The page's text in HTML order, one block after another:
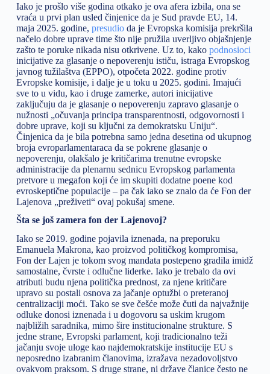
Iako je prošlo više godina otkako je ova afera izbila, ona se
vraća u prvi plan usled činjenice da je Sud pravde EU, 14.
maja 2025. godine, presudioda je Evropska komisija prekršila
načelo dobre uprave time što nije pružila uverljivo objašnjenje
zašto te poruke nikada nisu otkrivene. Uz to, kako podnosioci
inicijative za glasanje o nepoverenju ističu, istraga Evropskog
javnog tužilaštva (EPPO), otpočeta 2022. godine protiv
Evropske komisije, i dalje je u toku u 2025. godini. Imajući
sve to u vidu, kao i druge zamerke, autori inicijative
zaključuju da je glasanje o nepoverenju zapravo glasanje o
nužnosti „očuvanja principa transparentnosti, odgovornosti i
dobre uprave, koji su ključni za demokratsku Uniju“.
Činjenica da je bila potrebna samo jedna desetina od ukupnog
broja evroparlamentaraca da se pokrene glasanje o
nepoverenju, olakšalo je kritičarima trenutne evropske
administracije da plenarnu sednicu Evropskog parlamenta
pretvore u megafon koji će im skupiti dodatne poene kod
evroskeptične populacije – pa čak iako se znalo da će Fon der
Lajenova „preživeti“ ovaj pokušaj smene.
Šta se još zamera fon der Lajenovoj?
Iako se 2019. godine pojavila iznenada, na preporuku
Emanuela Makrona, kao proizvod političkog kompromisa,
Fon der Lajen je tokom svog mandata postepeno gradila imidž
samostalne, čvrste i odlučne liderke. Iako je trebalo da ovi
atributi budu njena politička prednost, za njene kritičare
upravo su postali osnova za jačanje optužbi o preteranoj
centralizaciji moći. Tako se sve češće može čuti da najvažnije
odluke donosi iznenada i u dogovoru sa uskim krugom
najbližih saradnika, mimo šire institucionalne strukture. S
jedne strane, Evropski parlament, koji tradicionalno teži
jačanju svoje uloge kao najdemokratskije institucije EU s
neposredno izabranim članovima, izražava nezadovoljstvo
ovakvom praksom. S druge strane, ni države članice često ne